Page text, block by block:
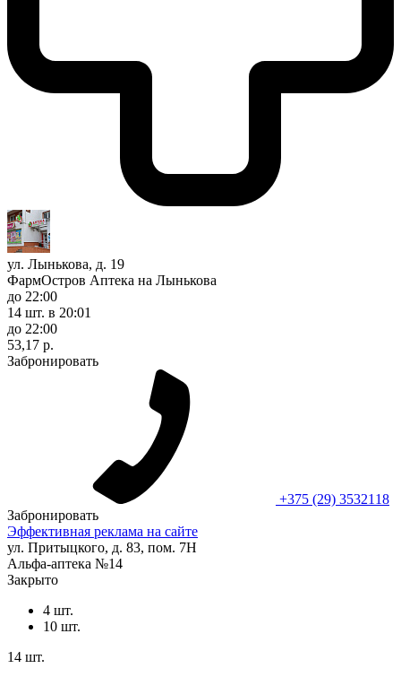
ул. Лынькова, д. 19
ФармОстров Аптека на Лынькова
до 22:00
14 шт. в 20:01
до 22:00
53,17 р.
Забронировать
+375 (29) 3532118
Забронировать
Эффективная реклама на сайте
ул. Притыцкого, д. 83, пом. 7Н
Альфа-аптека №14
Закрыто
4 шт.
10 шт.
14 шт.